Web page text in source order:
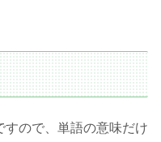
すので、単語の意味だけ